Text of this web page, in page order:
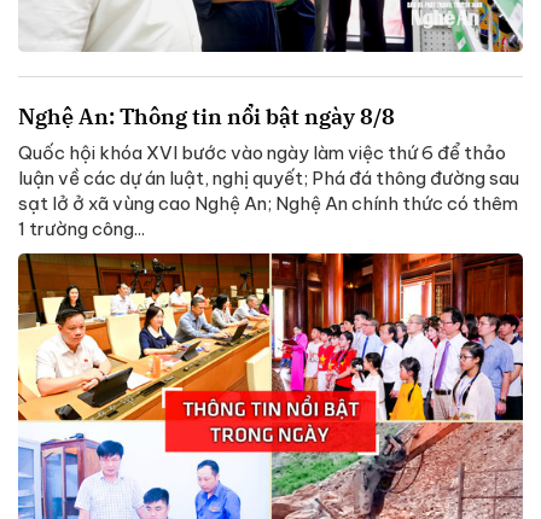
Nghệ An: Thông tin nổi bật ngày 8/8
Quốc hội khóa XVI bước vào ngày làm việc thứ 6 để thảo
luận về các dự án luật, nghị quyết; Phá đá thông đường sau
sạt lở ở xã vùng cao Nghệ An; Nghệ An chính thức có thêm
1 trường công...